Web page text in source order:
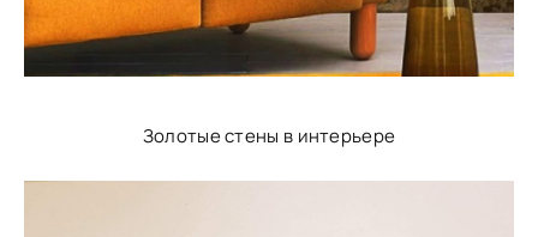
Золотые стены в интерьере